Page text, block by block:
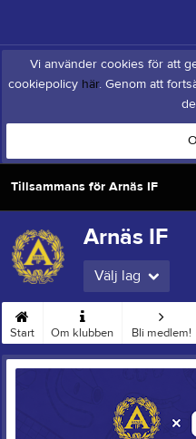
Vi använder cookies för att
cookiepolicy här. Genom att
Tillsammans för Arnäs IF
Arnäs IF
Välj lag
Start Om klubben Bli medlem!